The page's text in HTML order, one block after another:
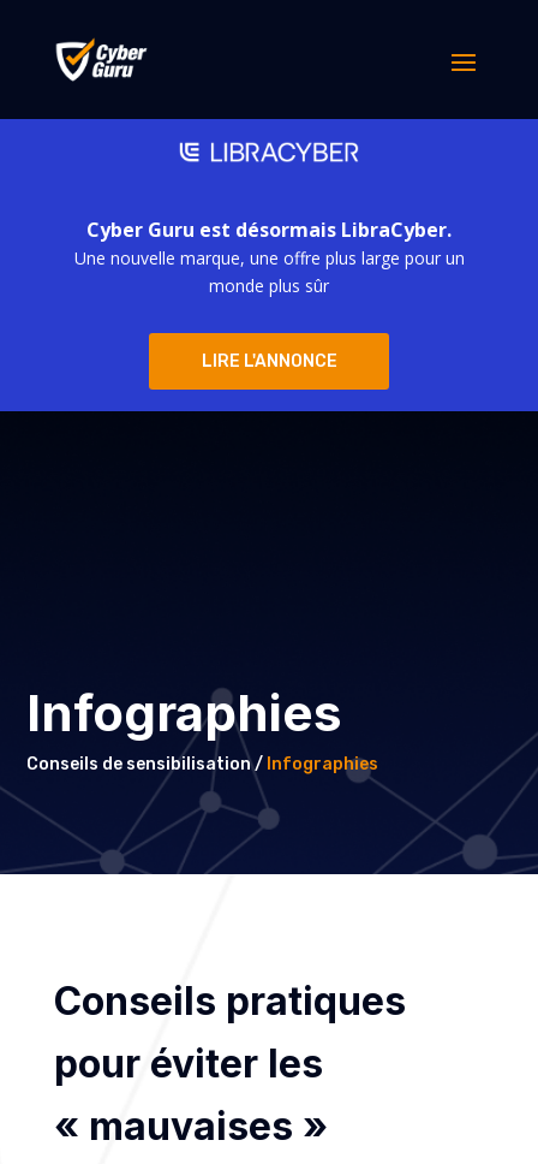
Cyber Guru est désormais LibraCyber.
Une nouvelle marque, une offre plus large pour un
monde plus sûr
LIRE L'ANNONCE
Infographies
Conseils de sensibilisation / Infographies
Conseils pratiques
pour éviter les
« mauvaises »